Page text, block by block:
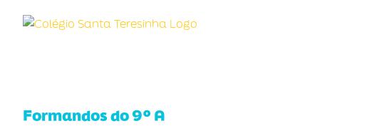
para
Formandos do 9º A